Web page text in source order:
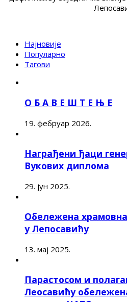
Најновије
Популарно
Тагови
О Б А В Е Ш Т Е Њ Е
19. фебруар 2026.
Награђени ђаци
Вукових диплома
29. јун 2025.
Обележена
у Лепосавићу
13. мај 2025.
Парастосом и
Леосавићу